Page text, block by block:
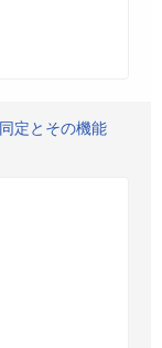
定とその機能